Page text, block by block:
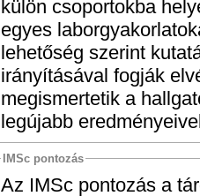
külön csoportokba
egyes
lehetőség szerint
irányításával fogják
megismertetik a
legújabb
IMSc pontozás
Az IMSc pontozás a